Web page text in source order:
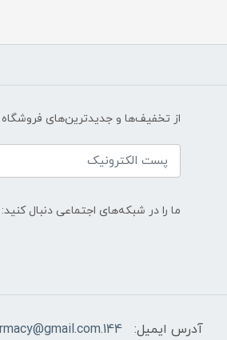
از تخفیف‌ها و جدیدترین‌های فروشگاه
ما را در شبکه‌های اجتماعی دنبال کنید:
آدرس ایمیل: 144.parsinpharmacy@gmail.com